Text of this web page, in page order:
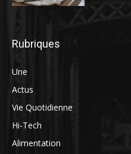
Rubriques
Une
Actus
Vie Quotidienne
Hi-Tech
Alimentation